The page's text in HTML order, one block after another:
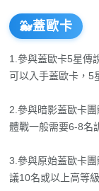
🐳蓋歐卡
1.參與蓋歐卡5星傳
可以入手蓋歐卡，5
2.參與暗影蓋歐卡
體戰一般需要6-8名
3.參與原始蓋歐卡
議10名或以上高等